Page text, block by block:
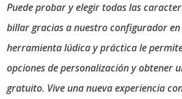
Puede probar y elegir todas las
billar gracias a nuestro configurador en
herramienta lúdica y práctica le
opciones de personalización y obtener
gratuito. Vive una nueva experiencia